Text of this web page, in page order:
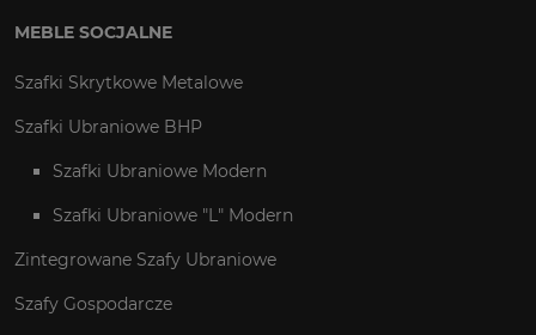
MEBLE SOCJALNE
Szafki Skrytkowe Metalowe
Szafki Ubraniowe BHP
Szafki Ubraniowe Modern
Szafki Ubraniowe "L" Modern
Zintegrowane Szafy Ubraniowe
Szafy Gospodarcze